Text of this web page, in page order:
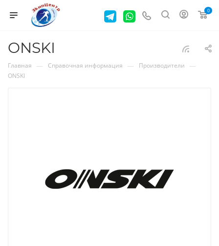
0
ONSKI
Главная — Справочная информация — Производители —
ONSKI